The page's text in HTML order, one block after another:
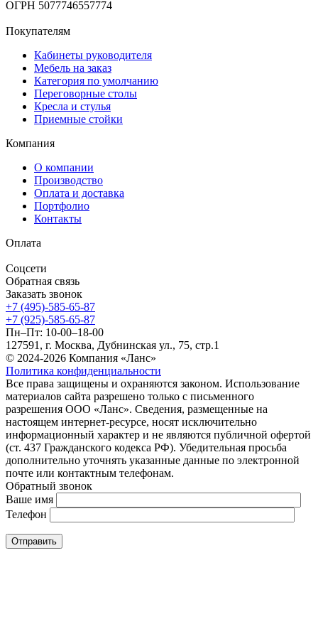
ОГРН 5077746557774
Покупателям
Кабинеты руководителя
Мебель на заказ
Категория по умолчанию
Переговорные столы
Кресла и стулья
Приемные стойки
Компания
О компании
Производство
Оплата и доставка
Портфолио
Контакты
Оплата
Соцсети
Обратная связь
Заказать звонок
+7 (495)-585-65-87
+7 (925)-585-65-87
Пн–Пт: 10-00–18-00
127591, г. Москва, Дубнинская ул., 75, стр.1
© 2024-2026 Компания «Ланс»
Политика конфиденциальности
Все права защищены и охраняются законом. Использование
материалов сайта разрешено только с письменного
разрешения ООО «Ланс». Сведения, размещенные на
настоящем интернет-ресурсе, носят исключительно
информационный характер и не являются публичной офертой
(ст. 437 Гражданского кодекса РФ). Убедительная просьба
дополнительно уточнять указанные данные по электронной
почте или контактным телефонам.
Обратный звонок
Ваше имя
Телефон
Отправить